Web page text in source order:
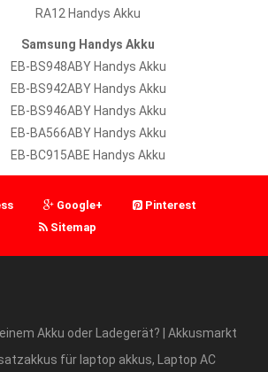
RA12 Handys Akku
Samsung Handys Akku
EB-BS948ABY Handys Akku
EB-BS942ABY Handys Akku
EB-BS946ABY Handys Akku
EB-BA566ABY Handys Akku
EB-BC915ABE Handys Akku
Google+
Pinterest
Sitemap
Akku oder Ladegerät? | Akkusmarkt
für laptop akkus, Laptop AC